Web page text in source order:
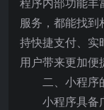
服务，都能找到
持快捷支付、实
用户带来更加便
二、小程序
小程序具备